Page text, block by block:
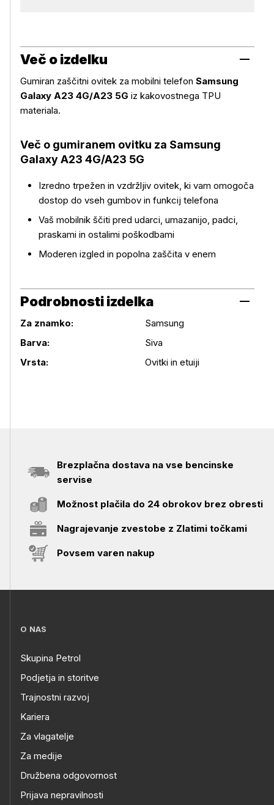
Več o izdelku
Gumiran zaščitni ovitek za mobilni telefon Samsung
Galaxy A23 4G/A23 5G iz kakovostnega TPU
materiala.
Več o gumiranem ovitku za Samsung
Galaxy A23 4G/A23 5G
Izredno trpežen in vzdržljiv ovitek, ki vam omogoča
dostop do vseh gumbov in funkcij telefona
Vaš mobilnik ščiti pred udarci, umazanijo, padci,
praskami in ostalimi poškodbami
Moderen izgled in popolna zaščita v enem
Podrobnosti izdelka
Podrobnosti izdelka
Za znamko:
Samsung
Barva:
Siva
Vrsta:
Ovitki in etuiji
Brezplačna dostava na vse bencinske
servise
Možnost plačila do 24 obrokov brez obresti
Nagrajevanje zvestobe z Zlatimi točkami
Povsem varen nakup
O NAS
Skupina Petrol
Podjetja in storitve
Trajnostni razvoj
Kariera
Za vlagatelje
Za medije
Družbena odgovornost
Prijava nepravilnosti